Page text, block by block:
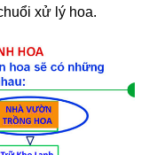
xử lý hoa.